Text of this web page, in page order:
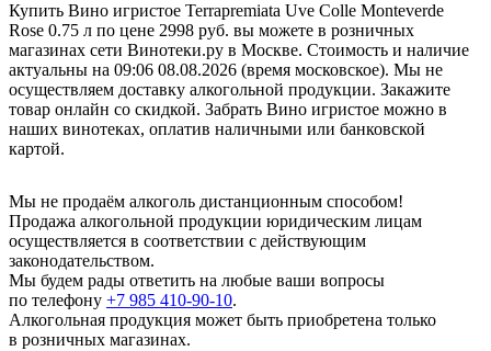
Купить Вино игристое Terrapremiata Uve Colle Monteverde
Rose 0.75 л по цене 2998 руб. вы можете в розничных
магазинах сети Винотеки.ру в Москве. Стоимость и наличие
актуальны на 09:06 08.08.2026 (время московское). Мы не
осуществляем доставку алкогольной продукции. Закажите
товар онлайн со скидкой. Забрать Вино игристое можно в
наших винотеках, оплатив наличными или банковской
картой.
Мы не продаём алкоголь дистанционным способом!
Продажа алкогольной продукции юридическим лицам
осуществляется в соответствии с действующим
законодательством.
Мы будем рады ответить на любые ваши вопросы
по телефону +7 985 410-90-10.
Алкогольная продукция может быть приобретена только
в розничных магазинах.